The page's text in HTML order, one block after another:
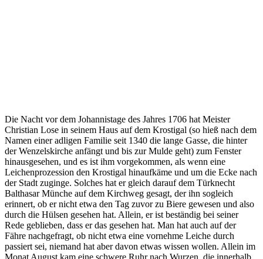
Die Nacht vor dem Johannistage des Jahres 1706 hat Meister
Christian Lose in seinem Haus auf dem Krostigal (so hieß nach dem
Namen einer adligen Familie seit 1340 die lange Gasse, die hinter
der Wenzelskirche anfängt und bis zur Mulde geht) zum Fenster
hinausgesehen, und es ist ihm vorgekommen, als wenn eine
Leichenprozession den Krostigal hinaufkäme und um die Ecke nach
der Stadt zuginge. Solches hat er gleich darauf dem Türknecht
Balthasar Münche auf dem Kirchweg gesagt, der ihn sogleich
erinnert, ob er nicht etwa den Tag zuvor zu Biere gewesen und also
durch die Hülsen gesehen hat. Allein, er ist beständig bei seiner
Rede geblieben, dass er das gesehen hat. Man hat auch auf der
Fähre nachgefragt, ob nicht etwa eine vornehme Leiche durch
passiert sei, niemand hat aber davon etwas wissen wollen. Allein im
Monat August kam eine schwere Ruhr nach Wurzen, die innerhalb